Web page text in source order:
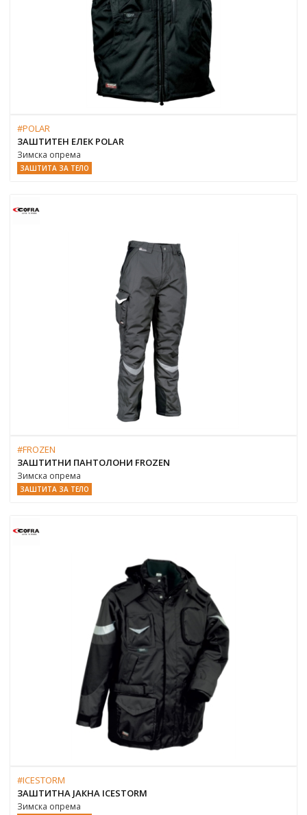
#POLAR
ЗАШТИТЕН ЕЛЕК POLAR
Зимска опрема
ЗАШТИТА ЗА ТЕЛО
#FROZEN
ЗАШТИТНИ ПАНТОЛОНИ FROZEN
Зимска опрема
ЗАШТИТА ЗА ТЕЛО
#ICESTORM
ЗАШТИТНА ЈАКНА ICESTORM
Зимска опрема